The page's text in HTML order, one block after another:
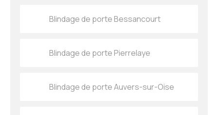
Blindage de porte Bessancourt
Blindage de porte Pierrelaye
Blindage de porte Auvers-sur-Oise